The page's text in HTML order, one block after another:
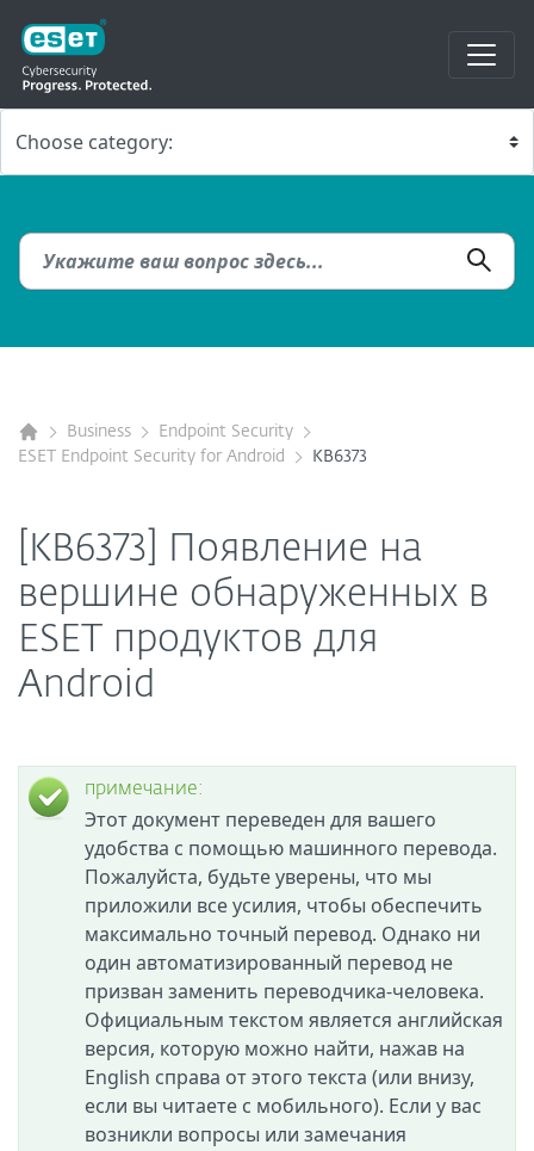
Business
Endpoint Security
ESET Endpoint Security for Android
KB6373
[KB6373] Появление на
вершине обнаруженных в
ESET продуктов для
Android
примечание:
Этот документ переведен для вашего
удобства с помощью машинного перевода.
Пожалуйста, будьте уверены, что мы
приложили все усилия, чтобы обеспечить
максимально точный перевод. Однако ни
один автоматизированный перевод не
призван заменить переводчика-человека.
Официальным текстом является английская
версия, которую можно найти, нажав на
English справа от этого текста (или внизу,
если вы читаете с мобильного). Если у вас
возникли вопросы или замечания